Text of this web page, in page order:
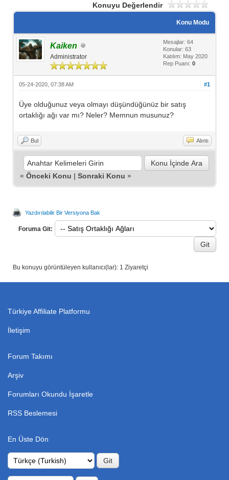
Konuyu Değerlendir
Konu Modu
Kaiken
Administrator
Mesajlar: 64
Konular: 63
Katılım: May 2020
Rep Puanı: 0
#1
05-24-2020, 07:38 AM
Üye olduğunuz veya olmayı düşündüğünüz bir satış
ortaklığı ağı var mı? Neler? Memnun musunuz?
Bul Alıntı
« Önceki Konu | Sonraki Konu »
Yazdırılabilir Bir Versiyona Bak
Foruma Git:
Bu konuyu görüntüleyen kullanıcı(lar): 1 Ziyaretçi
Türkiye Affiliate Platformu
İletişim
Forum Takımı
Arşiv
Forumları Okundu İşaretle
RSS Beslemesi
En Üste Dön